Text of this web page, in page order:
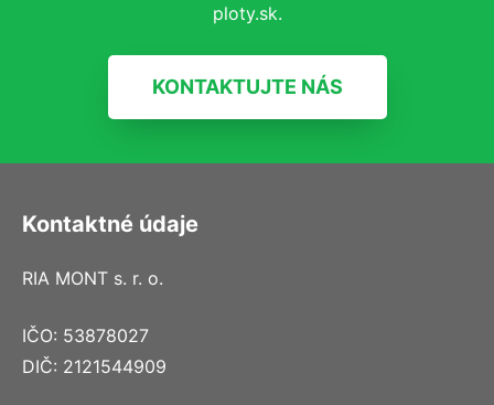
ploty.sk.
KONTAKTUJTE NÁS
Kontaktné údaje
RIA MONT s. r. o.
IČO: 53878027
DIČ: 2121544909